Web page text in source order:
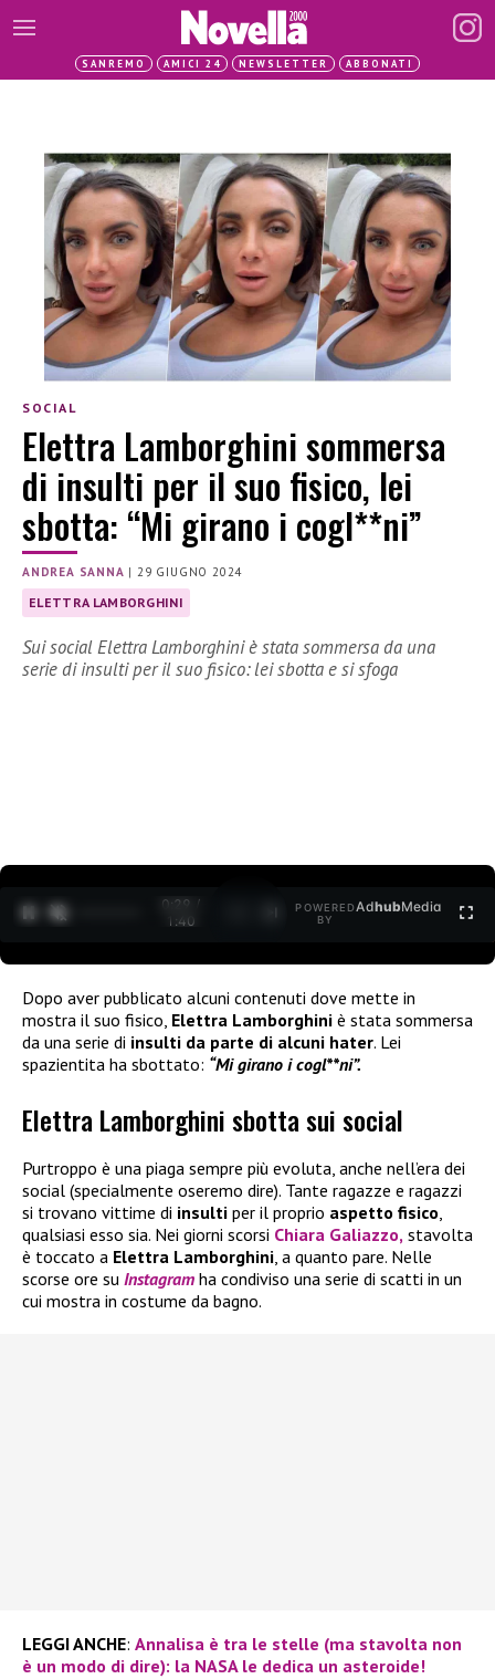
SANREMO AMICI 24 NEWSLETTER ABBONATI
SOCIAL
Elettra Lamborghini sommersa
di insulti per il suo fisico, lei
sbotta: “Mi girano i cogl**ni”
ANDREA SANNA |29 GIUGNO 2024
ELETTRA LAMBORGHINI
Sui social Elettra Lamborghini è stata sommersa da una
serie di insulti per il suo fisico: lei sbotta e si sfoga
0:30 /
1:40
POWERED
BY
AdhubMedia
Dopo aver pubblicato alcuni contenuti dove mette in
mostra il suo fisico, Elettra Lamborghini è stata sommersa
da una serie di insulti da parte di alcuni hater. Lei
spazientita ha sbottato: “Mi girano i cogl**ni”.
Elettra Lamborghini sbotta sui social
Purtroppo è una piaga sempre più evoluta, anche nell’era dei
social (specialmente oseremo dire). Tante ragazze e ragazzi
si trovano vittime di insulti per il proprio aspetto fisico,
qualsiasi esso sia. Nei giorni scorsi Chiara Galiazzo, stavolta
è toccato a Elettra Lamborghini, a quanto pare. Nelle
scorse ore su Instagram ha condiviso una serie di scatti in un
cui mostra in costume da bagno.
LEGGI ANCHE: Annalisa è tra le stelle (ma stavolta non
è un modo di dire): la NASA le dedica un asteroide!